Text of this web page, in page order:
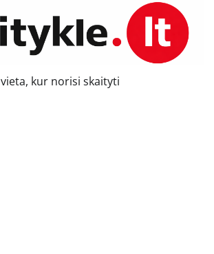
vieta, kur norisi skaityti